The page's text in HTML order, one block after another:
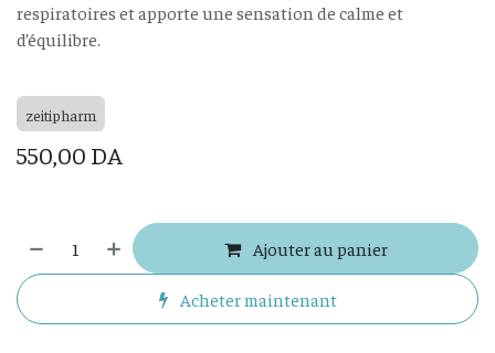
respiratoires et apporte une sensation de calme et
d’équilibre.
zeitipharm
550,00 DA
Ajouter au panier
Acheter maintenant